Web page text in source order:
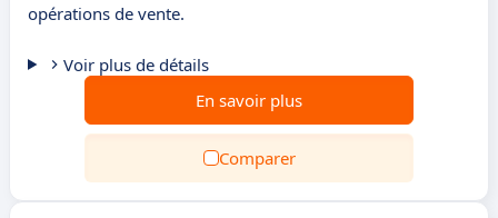
opérations de vente.
Voir plus de détails
En savoir plus
Comparer